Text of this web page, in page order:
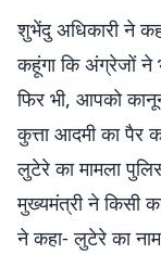
शुभेंदु अधिकारी ने
कहूंगा कि अंग्रेजों ने
फिर भी, आपको
कुत्ता आदमी का पैर
लुटेरे का मामला
मुख्यमंत्री ने किसी
ने कहा- लुटेरे का